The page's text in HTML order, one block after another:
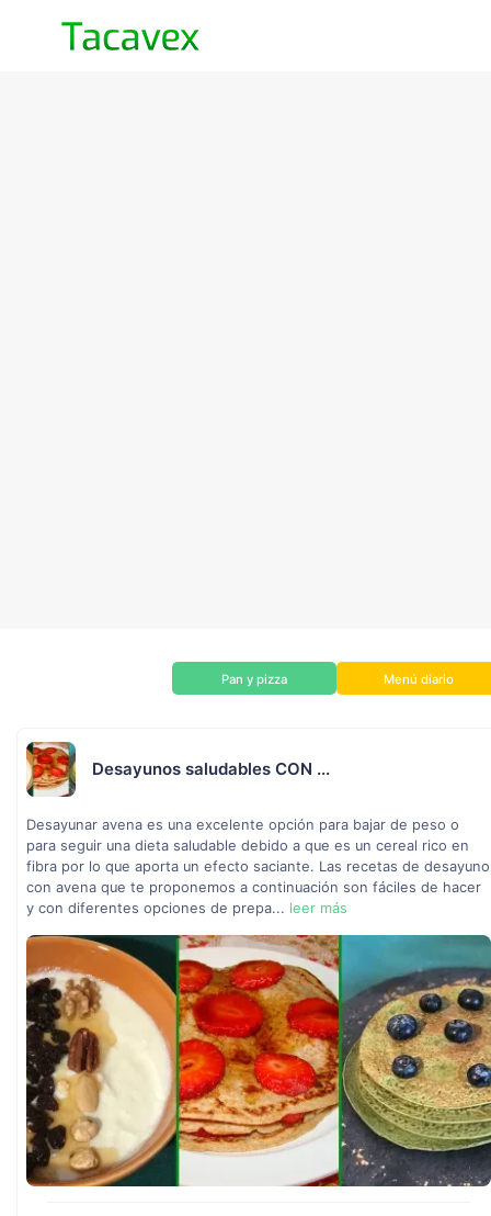
Pan y pizza Menú diario
Desayunos saludables CON ...
Desayunar avena es una excelente opción para bajar de peso o
para seguir una dieta saludable debido a que es un cereal rico en
fibra por lo que aporta un efecto saciante. Las recetas de desayuno
con avena que te proponemos a continuación son fáciles de hacer
y con diferentes opciones de prepa... leer más